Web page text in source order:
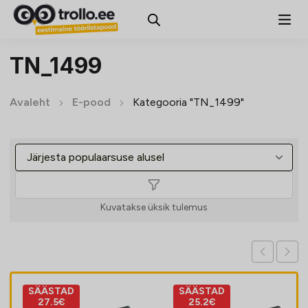
TN_1499
Avaleht E-pood Kategooria "TN_1499"
Kuvatakse üksik tulemus
SÄÄSTAD
27.5€
SÄÄSTAD
25.2€